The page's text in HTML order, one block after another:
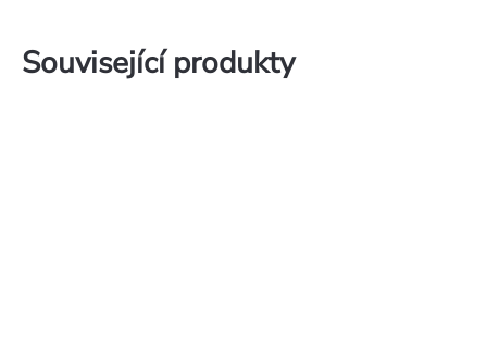
Související produkty